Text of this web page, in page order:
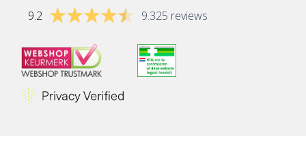
9.2 9.325 reviews